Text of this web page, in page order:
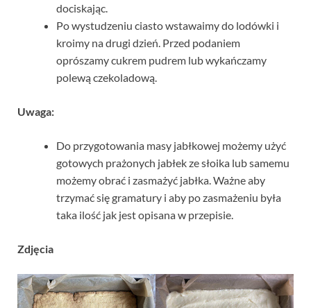
dociskając.
Po wystudzeniu ciasto wstawaimy do lodówki i
kroimy na drugi dzień. Przed podaniem
oprószamy cukrem pudrem lub wykańczamy
polewą czekoladową.
Uwaga:
Do przygotowania masy jabłkowej możemy użyć
gotowych prażonych jabłek ze słoika lub samemu
możemy obrać i zasmażyć jabłka. Ważne aby
trzymać się gramatury i aby po zasmażeniu była
taka ilość jak jest opisana w przepisie.
Zdjęcia